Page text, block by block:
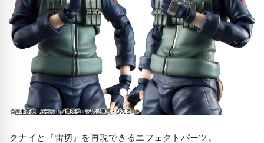
クナイと『雷切』を再現できるエフェクトパーツ。